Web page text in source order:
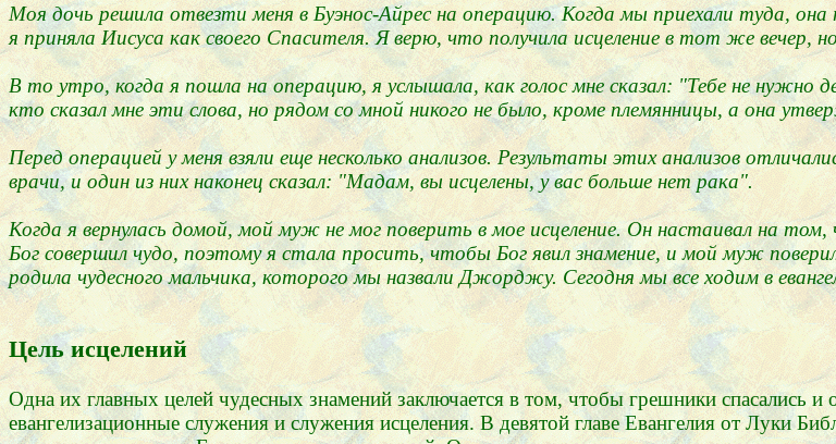
Моя дочь решила отвезти меня в Буэнос-Айрес на операцию. Когда мы приехали туда,
я приняла Иисуса как своего Спасителя. Я верю, что получила исцеление в тот же вечер,
В то утро, когда я пошла на операцию, я услышала, как голос мне сказал: "Тебе не
кто сказал мне эти слова, но рядом со мной никого не было, кроме племянницы, а она
Перед операцией у меня взяли еще несколько анализов. Результаты этих анализов
врачи, и один из них наконец сказал: "Мадам, вы исцелены, у вас больше нет рака".
Когда я вернулась домой, мой муж не мог поверить в мое исцеление. Он настаивал на
Бог совершил чудо, поэтому я стала просить, чтобы Бог явил знамение, и мой муж
родила чудесного мальчика, которого мы назвали Джорджу. Сегодня мы все ходим в
Цель исцелений
Одна их главных целей чудесных знамений заключается в том, чтобы грешники спасались
евангелизационные служения и служения исцеления. В девятой главе Евангелия от Луки